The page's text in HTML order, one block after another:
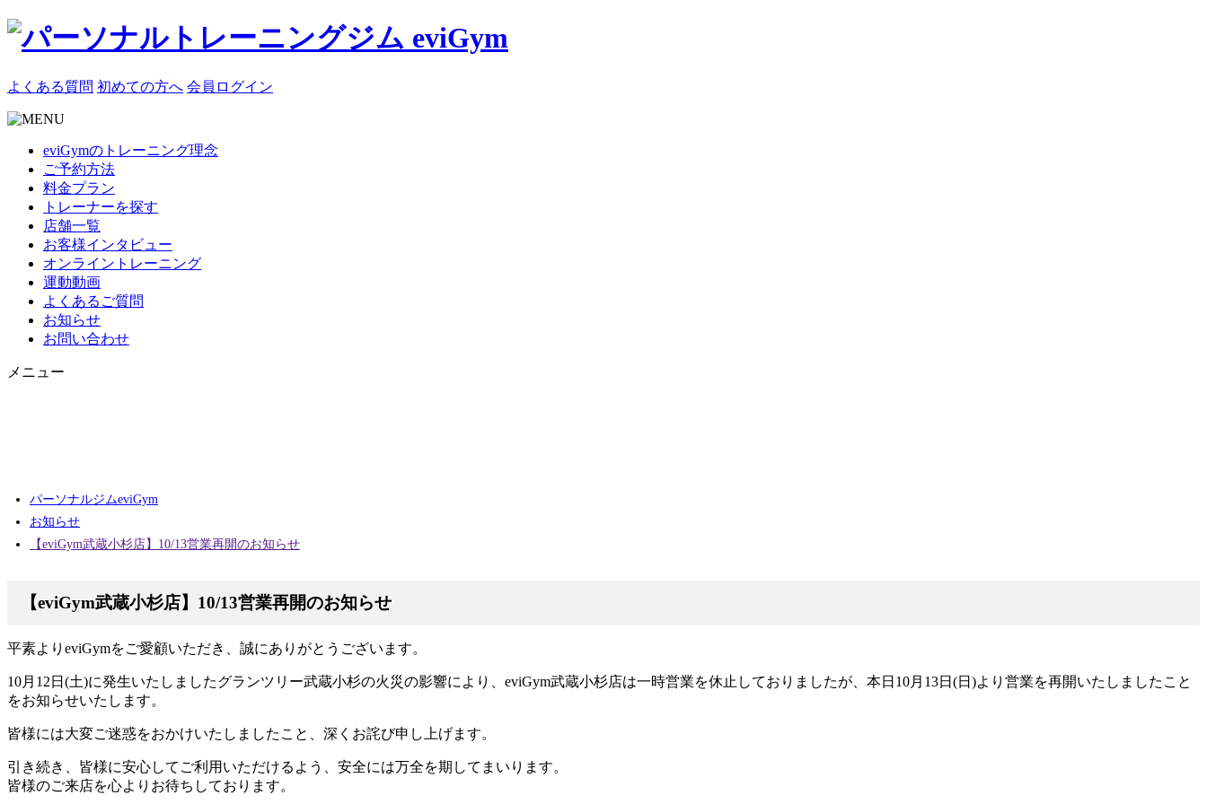
よくある質問 初めての方へ 会員ログイン
eviGymのトレーニング理念
ご予約方法
料金プラン
トレーナーを探す
店舗一覧
お客様インタビュー
オンライントレーニング
運動動画
よくあるご質問
お知らせ
お問い合わせ
メニュー
パーソナルジムeviGym
お知らせ
【eviGym武蔵小杉店】10/13営業再開のお知らせ
【eviGym武蔵小杉店】10/13営業再開のお知らせ
平素よりeviGymをご愛顧いただき、誠にありがとうございます。
10月12日(土)に発生いたしましたグランツリー武蔵小杉の火災の影響により、eviGym武蔵小杉店は一時営業を休止しておりましたが、本日10月13日(日)より営業を再開いたしましたこと
をお知らせいたします。
皆様には大変ご迷惑をおかけいたしましたこと、深くお詫び申し上げます。
引き続き、皆様に安心してご利用いただけるよう、安全には万全を期してまいります。
皆様のご来店を心よりお待ちしております。